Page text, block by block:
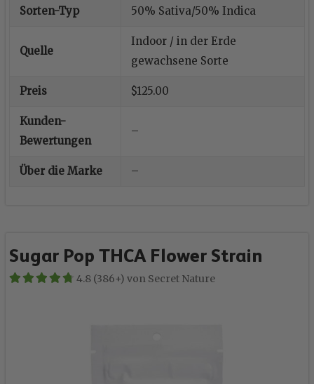
Sorten-Typ 50% Sativa/50% Indica
Quelle
Indoor / in der Erde
gewachsene Sorte
Preis $125.00
Kunden-
Bewertungen
–
Über die Marke –
Sugar Pop THCA Flower Strain
4.8 (386+) von Secret Nature